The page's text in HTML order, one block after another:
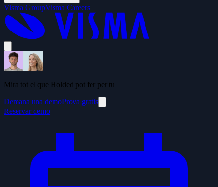
Visma GroupVisma Careers
Mira tot el que Holded pot fer per tu
Demana una demoProva gratis
Reservar demo